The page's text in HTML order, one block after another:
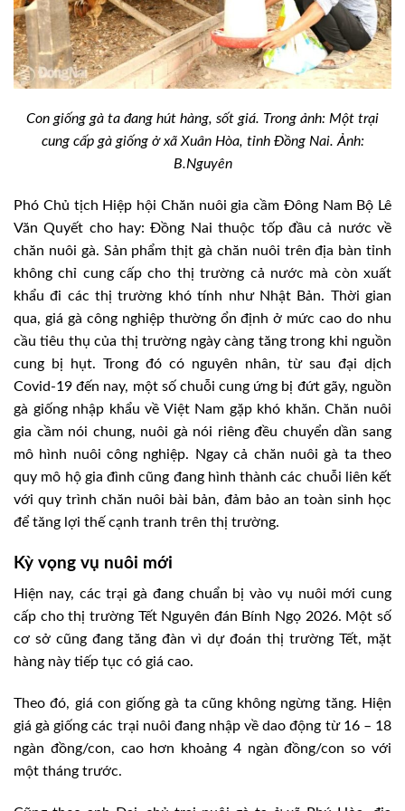
Con giống gà ta đang hút hàng, sốt giá. Trong ảnh: Một trại
cung cấp gà giống ở xã Xuân Hòa, tỉnh Đồng Nai. Ảnh:
B.Nguyên
Phó Chủ tịch Hiệp hội Chăn nuôi gia cầm Đông Nam Bộ Lê
Văn Quyết cho hay: Đồng Nai thuộc tốp đầu cả nước về
chăn nuôi gà. Sản phẩm thịt gà chăn nuôi trên địa bàn tỉnh
không chỉ cung cấp cho thị trường cả nước mà còn xuất
khẩu đi các thị trường khó tính như Nhật Bản. Thời gian
qua, giá gà công nghiệp thường ổn định ở mức cao do nhu
cầu tiêu thụ của thị trường ngày càng tăng trong khi nguồn
cung bị hụt. Trong đó có nguyên nhân, từ sau đại dịch
Covid-19 đến nay, một số chuỗi cung ứng bị đứt gãy, nguồn
gà giống nhập khẩu về Việt Nam gặp khó khăn. Chăn nuôi
gia cầm nói chung, nuôi gà nói riêng đều chuyển dần sang
mô hình nuôi công nghiệp. Ngay cả chăn nuôi gà ta theo
quy mô hộ gia đình cũng đang hình thành các chuỗi liên kết
với quy trình chăn nuôi bài bản, đảm bảo an toàn sinh học
để tăng lợi thế cạnh tranh trên thị trường.
Kỳ vọng vụ nuôi mới
Hiện nay, các trại gà đang chuẩn bị vào vụ nuôi mới cung
cấp cho thị trường Tết Nguyên đán Bính Ngọ 2026. Một số
cơ sở cũng đang tăng đàn vì dự đoán thị trường Tết, mặt
hàng này tiếp tục có giá cao.
Theo đó, giá con giống gà ta cũng không ngừng tăng. Hiện
giá gà giống các trại nuôi đang nhập về dao động từ 16 – 18
ngàn đồng/con, cao hơn khoảng 4 ngàn đồng/con so với
một tháng trước.